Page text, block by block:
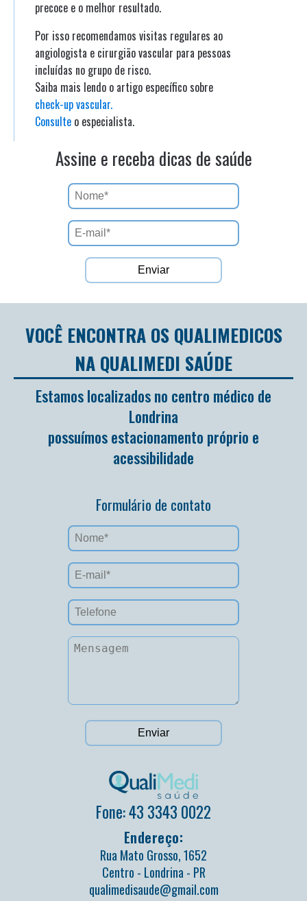
precoce e o melhor resultado.
Por isso recomendamos visitas regulares ao
angiologista e cirurgião vascular para pessoas
incluídas no grupo de risco.
Saiba mais lendo o artigo específico sobre
check-up vascular.
Consulte o especialista.
Assine e receba dicas de saúde
VOCÊ ENCONTRA OS QUALIMEDICOS
NA QUALIMEDI SAÚDE
Estamos localizados no centro médico de
Londrina
possuímos estacionamento próprio e
acessibilidade
Formulário de contato
Fone: 43 3343 0022
Endereço:
Rua Mato Grosso, 1652
Centro - Londrina - PR
qualimedisaude@gmail.com